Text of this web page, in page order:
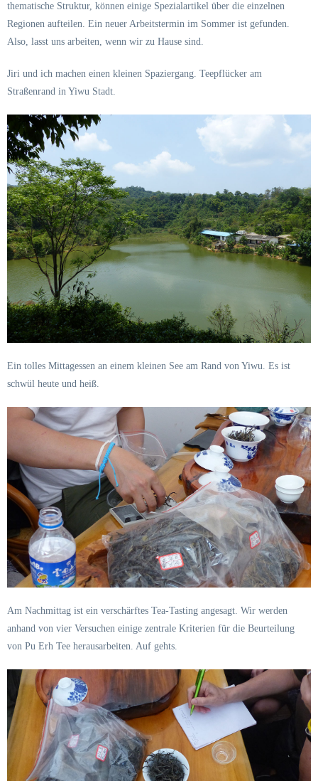
thematische Struktur, können einige Spezialartikel über die einzelnen
Regionen aufteilen. Ein neuer Arbeitstermin im Sommer ist gefunden.
Also, lasst uns arbeiten, wenn wir zu Hause sind.
Jiri und ich machen einen kleinen Spaziergang. Teepflücker am
Straßenrand in Yiwu Stadt.
Ein tolles Mittagessen an einem kleinen See am Rand von Yiwu. Es ist
schwül heute und heiß.
Am Nachmittag ist ein verschärftes Tea-Tasting angesagt. Wir werden
anhand von vier Versuchen einige zentrale Kriterien für die Beurteilung
von Pu Erh Tee herausarbeiten. Auf gehts.